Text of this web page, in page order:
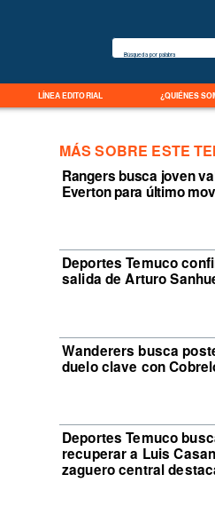
LÍNEA EDITORIAL ¿QUIÉNES
Búsqueda por palabra
Rangers busca joven
Everton para último
Deportes Temuco
salida de Arturo
Wanderers busca
duelo clave con
Deportes Temuco
recuperar a Luis
zaguero central
MÁS SOBRE ESTE